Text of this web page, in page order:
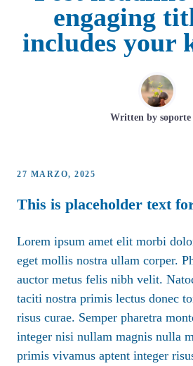
engaging
includes your
Written by soporte
27 MARZO, 2025
This is placeholder text
Lorem ipsum amet elit morbi
eget mollis nostra ullam corper.
auctor metus felis nibh velit.
taciti nostra primis lectus donec
risus curae. Semper pharetra
integer nisi nullam magnis nulla
primis vivamus aptent integer